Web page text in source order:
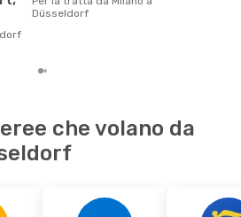
Düsseldorf
che volano da